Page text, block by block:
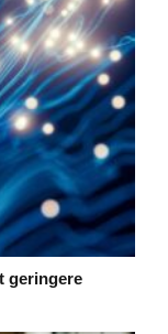
geringere